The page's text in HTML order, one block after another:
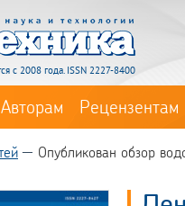
с 2008 года. ISSN 2227-8400
Авторам Рецензентам
Опубликован обзор